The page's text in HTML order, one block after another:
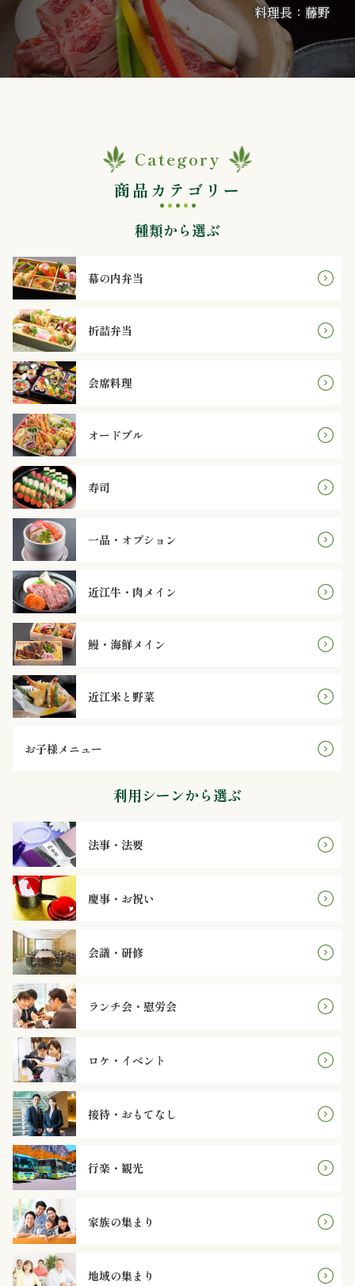
か
ら
1,000
～
1,999
円
2,000
～
2,999
円
3,000
～
3,999
円
4,000
～
5,000
～
7,999
円
8,000
円
～
鮨
八
遊
膳
シ
リ
料理長：藤野
Category
商品カテゴリー
種類から選ぶ
幕の内弁当
折詰弁当
会席料理
オードブル
寿司
一品・オプション
近江牛・肉メイン
鰻・海鮮メイン
近江米と野菜
お子様メニュー
利用シーンから選ぶ
法事・法要
慶事・お祝い
会議・研修
ランチ会・慰労会
ロケ・イベント
接待・おもてなし
行楽・観光
家族の集まり
地域の集まり